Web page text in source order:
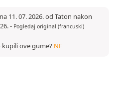
11. 07. 2026. od Taton nakon
- Pogledaj original (francuski)
ove gume? NE